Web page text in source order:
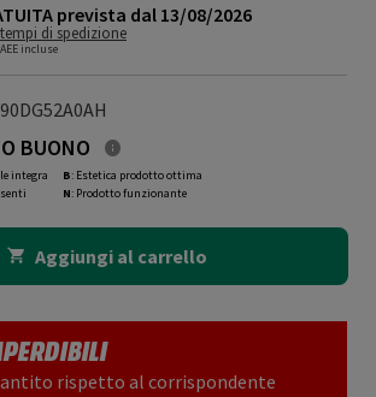
prevista dal 13/08/2026
di spedizione
incluse
BUONO
integra
B: Estetica prodotto ottima
N: Prodotto funzionante
Aggiungi al carrello
rispetto al corrispondente